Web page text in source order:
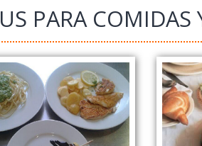
PARA COMIDAS